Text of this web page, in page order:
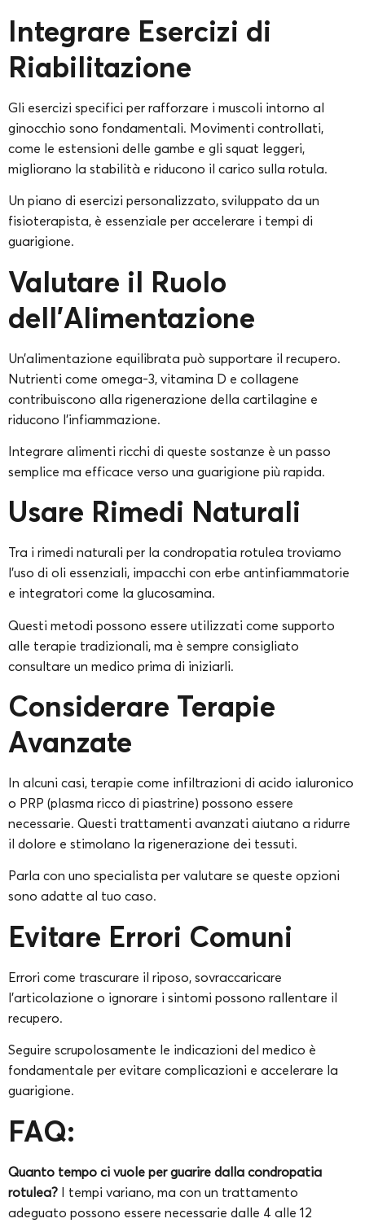
Integrare Esercizi di
Riabilitazione
Gli esercizi specifici per rafforzare i muscoli intorno al
ginocchio sono fondamentali. Movimenti controllati,
come le estensioni delle gambe e gli squat leggeri,
migliorano la stabilità e riducono il carico sulla rotula.
Un piano di esercizi personalizzato, sviluppato da un
fisioterapista, è essenziale per accelerare i tempi di
guarigione.
Valutare il Ruolo
dell’Alimentazione
Un’alimentazione equilibrata può supportare il recupero.
Nutrienti come omega-3, vitamina D e collagene
contribuiscono alla rigenerazione della cartilagine e
riducono l’infiammazione.
Integrare alimenti ricchi di queste sostanze è un passo
semplice ma efficace verso una guarigione più rapida.
Usare Rimedi Naturali
Tra i rimedi naturali per la condropatia rotulea troviamo
l’uso di oli essenziali, impacchi con erbe antinfiammatorie
e integratori come la glucosamina.
Questi metodi possono essere utilizzati come supporto
alle terapie tradizionali, ma è sempre consigliato
consultare un medico prima di iniziarli.
Considerare Terapie
Avanzate
In alcuni casi, terapie come infiltrazioni di acido ialuronico
o PRP (plasma ricco di piastrine) possono essere
necessarie. Questi trattamenti avanzati aiutano a ridurre
il dolore e stimolano la rigenerazione dei tessuti.
Parla con uno specialista per valutare se queste opzioni
sono adatte al tuo caso.
Evitare Errori Comuni
Errori come trascurare il riposo, sovraccaricare
l’articolazione o ignorare i sintomi possono rallentare il
recupero.
Seguire scrupolosamente le indicazioni del medico è
fondamentale per evitare complicazioni e accelerare la
guarigione.
FAQ:
Quanto tempo ci vuole per guarire dalla condropatia
rotulea? I tempi variano, ma con un trattamento
adeguato possono essere necessarie dalle 4 alle 12